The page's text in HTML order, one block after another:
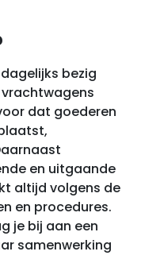
bezig
dat goederen
en uitgaande
altijd volgens de
en procedures.
je bij aan een
samenwerking